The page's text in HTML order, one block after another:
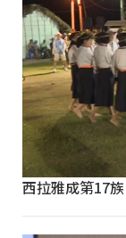
西拉雅成第17